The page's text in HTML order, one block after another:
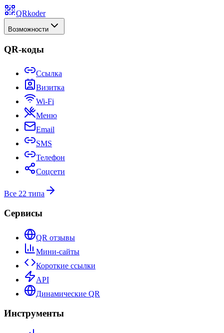
QRkoder
Возможности
QR-коды
Ссылка
Визитка
Wi-Fi
Меню
Email
SMS
Телефон
Соцсети
Все 22 типа
Сервисы
QR отзывы
Мини-сайты
Короткие ссылки
API
Динамические QR
Инструменты